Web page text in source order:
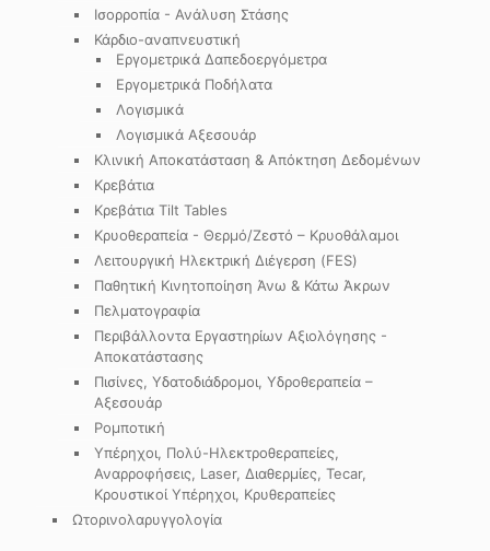
Ισορροπία - Ανάλυση Στάσης
Κάρδιο-αναπνευστική
Εργομετρικά Δαπεδοεργόμετρα
Εργομετρικά Ποδήλατα
Λογισμικά
Λογισμικά Αξεσουάρ
Κλινική Αποκατάσταση & Απόκτηση Δεδομένων
Κρεβάτια
Κρεβάτια Tilt Tables
Κρυοθεραπεία - Θερμό/Ζεστό – Κρυοθάλαμοι
Λειτουργική Ηλεκτρική Διέγερση (FES)
Παθητική Κινητοποίηση Άνω & Κάτω Άκρων
Πελματογραφία
Περιβάλλοντα Εργαστηρίων Αξιολόγησης -
Αποκατάστασης
Πισίνες, Υδατοδιάδρομοι, Υδροθεραπεία –
Αξεσουάρ
Ρομποτική
Υπέρηχοι, Πολύ-Ηλεκτροθεραπείες,
Αναρροφήσεις, Laser, Διαθερμίες, Tecar,
Κρουστικοί Υπέρηχοι, Κρυθεραπείες
Ωτορινολαρυγγολογία